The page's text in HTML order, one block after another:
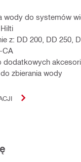
wody do systemów
z: DD 200, DD 250,
CA
dodatkowych
zbierania wody